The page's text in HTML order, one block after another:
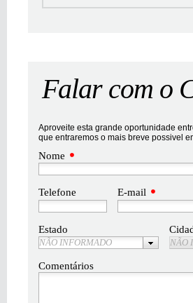
Falar com o
Aproveite esta grande oportunidade
que entraremos o mais breve possivel
Nome
Telefone E-mail
Estado
NÃO INFORMADO NÃO
Comentários